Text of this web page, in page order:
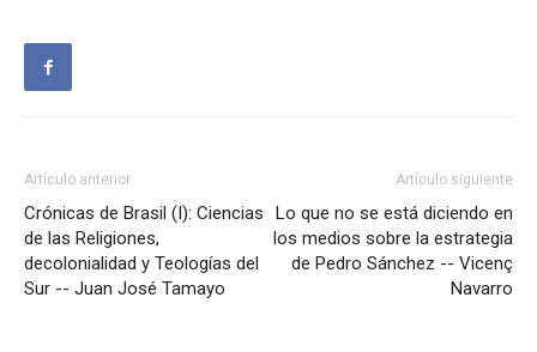
Artículo anterior
Crónicas de Brasil (I): Ciencias
de las Religiones,
decolonialidad y Teologías del
Sur -- Juan José Tamayo
Artículo siguiente
Lo que no se está diciendo en
los medios sobre la estrategia
de Pedro Sánchez -- Vicenç
Navarro